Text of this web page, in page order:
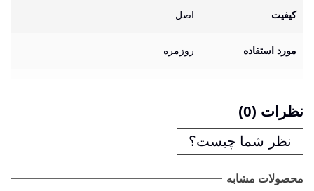
کیفیت اصل
مورد استفاده روزمره
نظرات (0)
نظر شما چیست؟
محصولات مشابه